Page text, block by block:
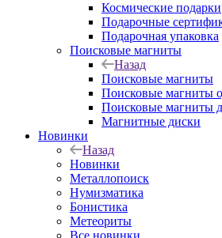
Космические подарки
Подарочные
Подарочная упаковка
Поисковые магниты
Назад
Поисковые магниты
Поисковые магниты
Поисковые магниты
Магнитные диски
Новинки
Назад
Новинки
Металлопоиск
Нумизматика
Бонистика
Метеориты
Все новинки